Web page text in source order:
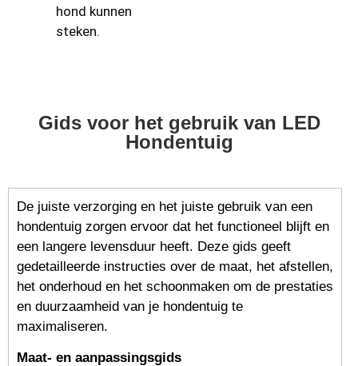
hond kunnen
steken.
Gids voor het gebruik van LED
Hondentuig
De juiste verzorging en het juiste gebruik van een
hondentuig zorgen ervoor dat het functioneel blijft en
een langere levensduur heeft. Deze gids geeft
gedetailleerde instructies over de maat, het afstellen,
het onderhoud en het schoonmaken om de prestaties
en duurzaamheid van je hondentuig te
maximaliseren.
Maat- en aanpassingsgids